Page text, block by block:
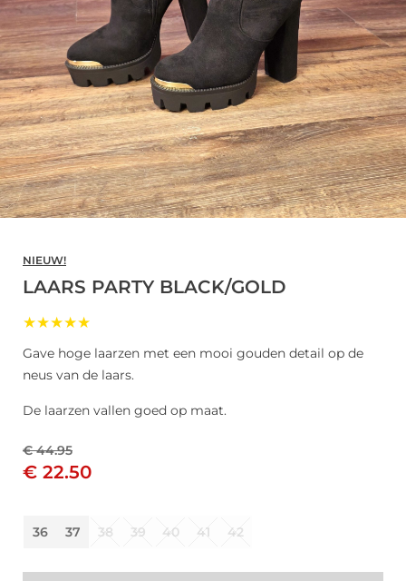
NIEUW!
LAARS PARTY BLACK/GOLD
★★★★★
Gave hoge laarzen met een mooi gouden detail op de
neus van de laars.
De laarzen vallen goed op maat.
€ 44.95
€ 22.50
36 37 38 39 40 41 42